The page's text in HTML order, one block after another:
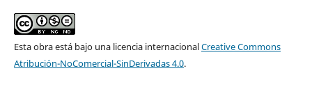
Esta obra está bajo una licencia internacionalCreative Commons
Atribución-NoComercial-SinDerivadas 4.0.